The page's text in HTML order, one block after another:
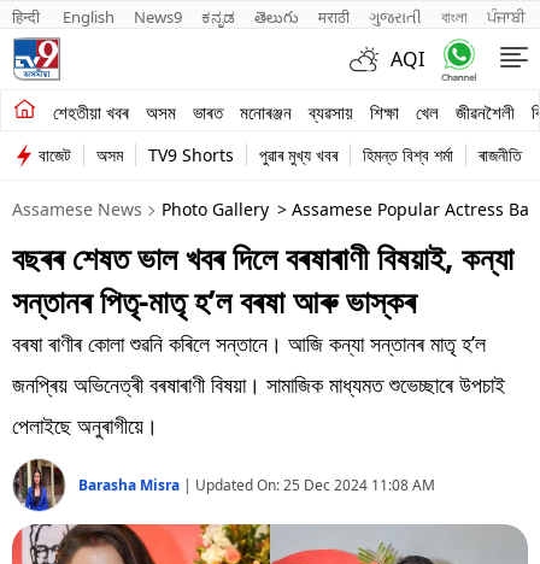
हिन्दी English News9 ಕನ್ನಡ తెలుగు मराठी ગુજરાતી বাংলা ਪੰਜਾਬੀ
AQI
শেহতীয়া খবৰ অসম ভাৰত মনোৰঞ্জন ব্যৱসায় শিক্ষা খেল জীৱনশৈলী
শেহতীয়া খবৰ
অসম
ভাৰত
মনোৰঞ্জন
ব্যৱসায়
শিক্ষা
খেল
জীৱনশৈলী
বিশ্ব
বাজেট অসম TV9 Shorts পুৱাৰ মুখ্য খবৰ হিমন্ত বিশ্ব শৰ্মা ৰাজনীতি
Assamese News Photo Gallery > Assamese Popular Actress
বছৰৰ শেষত ভাল খবৰ দিলে বৰষাৰাণী বিষয়াই, কন্যা
সন্তানৰ পিতৃ-মাতৃ হ’ল বৰষা আৰু ভাস্কৰ
বৰষা ৰাণীৰ কোলা শুৱনি কৰিলে সন্তানে। আজি কন্যা সন্তানৰ মাতৃ হ’ল
জনপ্ৰিয় অভিনেত্ৰী বৰষাৰাণী বিষয়া। সামাজিক মাধ্যমত শুভেচ্ছাৰে উপচাই
পেলাইছে অনুৰাগীয়ে।
Barasha Misra | Updated On:25 Dec 2024 11:08 AM